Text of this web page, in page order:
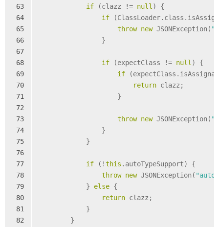
63
64
65
66
67
68
69
70
71
72
73
74
75
76
77
78
79
80
81
82
if (clazz != null) {
if
throw new JSONException(
                }
if (expectClass != null) {
if
return clazz;
                    }
throw new JSONException(
                }
            }
if (!this .autoTypeSupport) {
throw new JSONException(
            }
else {
return clazz;
            }
        }